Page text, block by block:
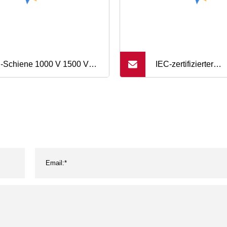
Schiene 1000 V 1500 V IEC-zertifizierter